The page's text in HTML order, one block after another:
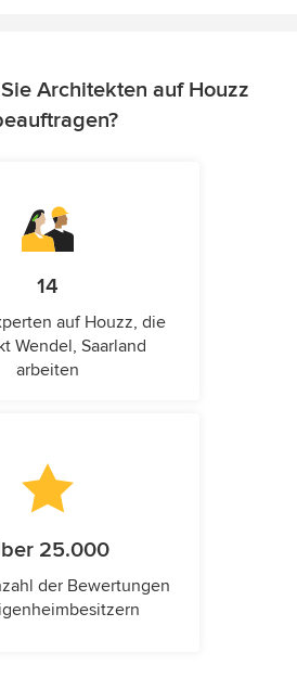
Architekten auf Houzz
14
auf Houzz, die
Wendel, Saarland
arbeiten
25.000
der Bewertungen